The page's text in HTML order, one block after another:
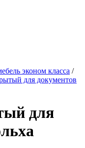
эконом класса /
для документов
для